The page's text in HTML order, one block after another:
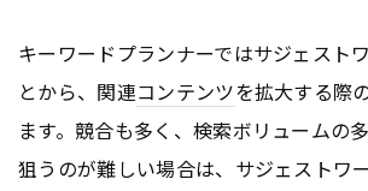
キーワードプランナーではサジェスト
とから、関連コンテンツを拡大する際
ます。競合も多く、検索ボリュームの
狙うのが難しい場合は、サジェストワ